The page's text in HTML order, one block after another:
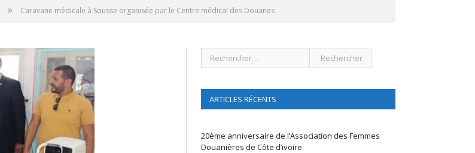
» Caravane médicale à Sousse organisée par le Centre médical des Douanes
ARTICLES RÉCENTS
20ème anniversaire de l’Association des Femmes
Douanières de Côte d’ivoire